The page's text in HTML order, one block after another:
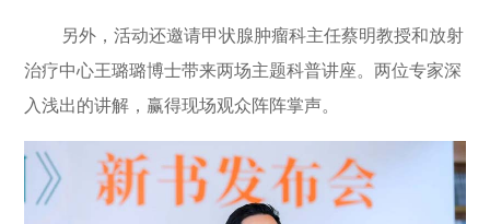
另外，活动还邀请甲状腺肿瘤科主任蔡明教授和放射
治疗中心王璐璐博士带来两场主题科普讲座。两位专家深
入浅出的讲解，赢得现场观众阵阵掌声。